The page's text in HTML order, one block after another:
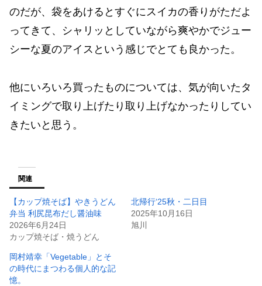
のだが、袋をあけるとすぐにスイカの香りがただよ
ってきて、シャリッとしていながら爽やかでジュー
シーな夏のアイスという感じでとても良かった。
他にいろいろ買ったものについては、気が向いたタ
イミングで取り上げたり取り上げなかったりしてい
きたいと思う。
関連
【カップ焼そば】やきうどん
弁当 利尻昆布だし醤油味
2026年6月24日
カップ焼そば・焼うどん
北帰行‘25秋・二日目
2025年10月16日
旭川
岡村靖幸「Vegetable」とそ
の時代にまつわる個人的な記
憶。